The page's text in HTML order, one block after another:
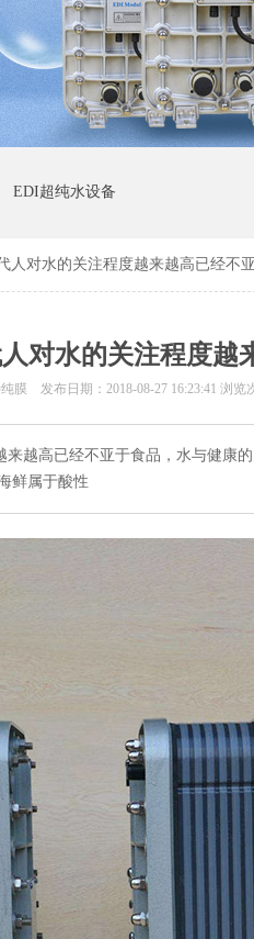
EDI超纯水设备
人对水的关注程度越来越高已经不
对水的关注程度越
膜 发布日期： 2018-08-27 16:23:41 浏览
越高已经不亚于食品，水与健康
鲜属于酸性